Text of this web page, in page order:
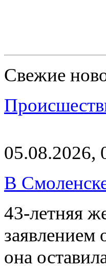
Свежие
05.08.2026,
В
43-летняя
заявлением
она